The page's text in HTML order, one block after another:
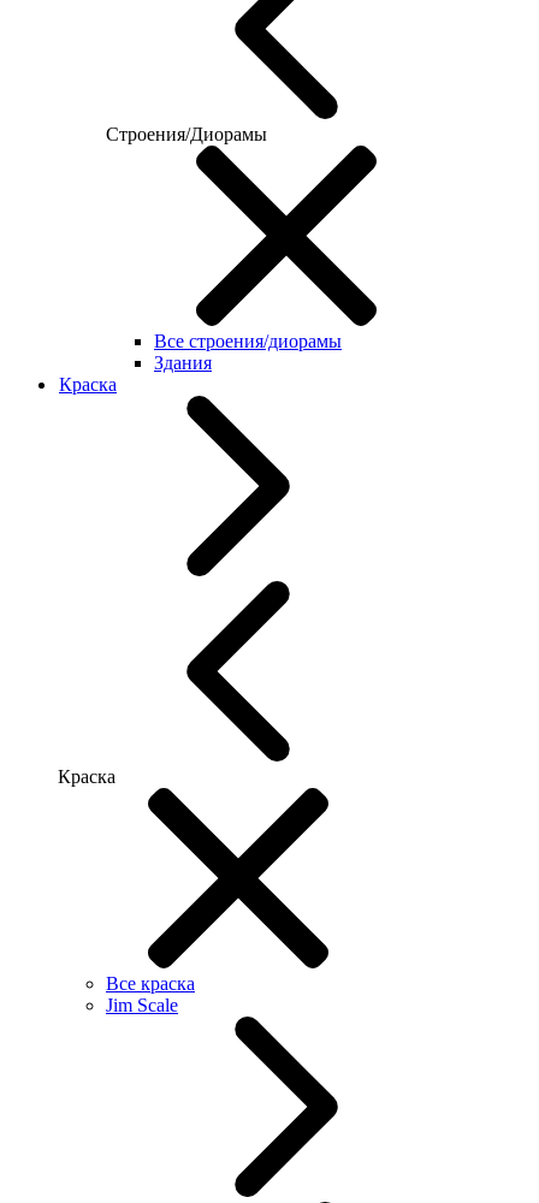
Строения/Диорамы
Все строения/диорамы
Здания
Краска
Краска
Все краска
Jim Scale